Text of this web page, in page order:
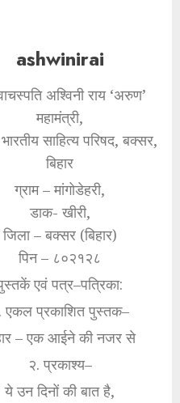
ashwinirai
अश्विनी राय ‘अरुण’
महामंत्री,
साहित्य परिषद, बक्सर,
बिहार
ग्राम – मांगोडेहरी,
डाक- खीरी,
जिला – बक्सर (बिहार)
पिन – ८०२१२८
एवं पत्र–पत्रिका:
एकल प्रकाशित पुस्तक–
– एक आईने की नजर से
२. प्रकाश्य–
ये उन दिनों की बात है,